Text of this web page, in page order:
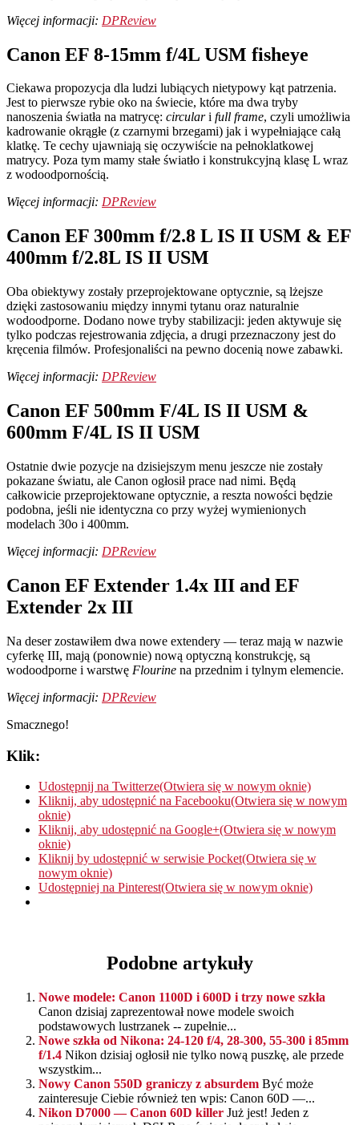
Więcej informacji: DPReview
Canon EF 8-15mm f/4L USM fisheye
Ciekawa propozycja dla ludzi lubiących nietypowy kąt patrzenia.
Jest to pierwsze rybie oko na świecie, które ma dwa tryby
nanoszenia światła na matrycę: circulari full frame, czyli umożliwia
kadrowanie okrągłe (z czarnymi brzegami) jak i wypełniające całą
klatkę. Te cechy ujawniają się oczywiście na pełnoklatkowej
matrycy. Poza tym mamy stałe światło i konstrukcyjną klasę L wraz
z wodoodpornością.
Więcej informacji: DPReview
Canon EF 300mm f/2.8 L IS II USM & EF
400mm f/2.8L IS II USM
Oba obiektywy zostały przeprojektowane optycznie, są lżejsze
dzięki zastosowaniu między innymi tytanu oraz naturalnie
wodoodporne. Dodano nowe tryby stabilizacji: jeden aktywuje się
tylko podczas rejestrowania zdjęcia, a drugi przeznaczony jest do
kręcenia filmów. Profesjonaliści na pewno docenią nowe zabawki.
Więcej informacji: DPReview
Canon EF 500mm F/4L IS II USM &
600mm F/4L IS II USM
Ostatnie dwie pozycje na dzisiejszym menu jeszcze nie zostały
pokazane światu, ale Canon ogłosił prace nad nimi. Będą
całkowicie przeprojektowane optycznie, a reszta nowości będzie
podobna, jeśli nie identyczna co przy wyżej wymienionych
modelach 30o i 400mm.
Więcej informacji: DPReview
Canon EF Extender 1.4x III and EF
Extender 2x III
Na deser zostawiłem dwa nowe extendery — teraz mają w nazwie
cyferkę III, mają (ponownie) nową optyczną konstrukcję, są
wodoodporne i warstwę Flourine na przednim i tylnym elemencie.
Więcej informacji: DPReview
Smacznego!
Klik:
Udostępnij na Twitterze(Otwiera się w nowym oknie)
Kliknij, aby udostępnić na Facebooku(Otwiera się w nowym
oknie)
Kliknij, aby udostępnić na Google+(Otwiera się w nowym
oknie)
Kliknij by udostępnić w serwisie Pocket(Otwiera się w
nowym oknie)
Udostępniej na Pinterest(Otwiera się w nowym oknie)
Podobne artykuły
Nowe modele: Canon 1100D i 600D i trzy nowe szkła
Canon dzisiaj zaprezentował nowe modele swoich
podstawowych lustrzanek -- zupełnie...
Nowe szkła od Nikona: 24-120 f/4, 28-300, 55-300 i 85mm
f/1.4 Nikon dzisiaj ogłosił nie tylko nową puszkę, ale przede
wszystkim...
Nowy Canon 550D graniczy z absurdem Być może
zainteresuje Ciebie również ten wpis: Canon 60D —...
Nikon D7000 — Canon 60D killer Już jest! Jeden z